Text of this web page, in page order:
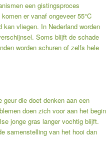
een gistingsproces
er vanaf ongeveer 55°C
vliegen. In Nederland worden
Soms blijft de schade
worden schuren of zelfs hele
geur die doet denken aan een
doen zich voor aan het begin
jonge gras langer vochtig blijft.
samenstelling van het hooi dan